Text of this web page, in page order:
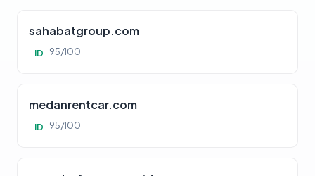
sahabatgroup.com
ID 95/100
medanrentcar.com
ID 95/100